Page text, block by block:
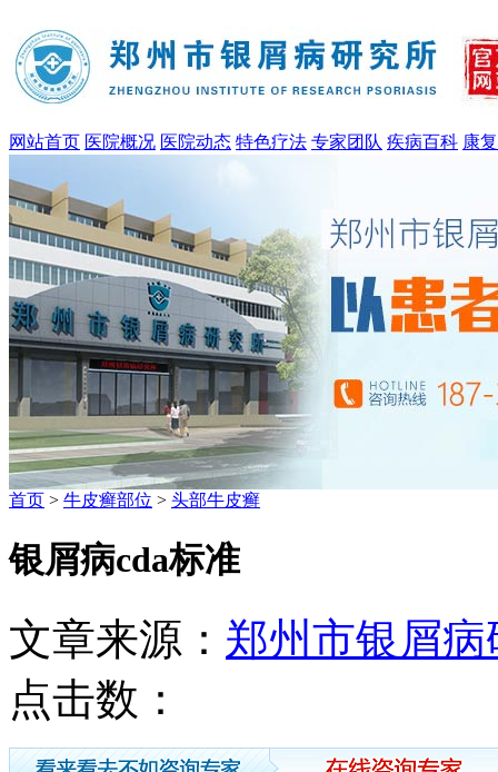
网站首页 医院概况 医院动态 特色疗法 专家团队 疾病百科 康
首页 > 牛皮癣部位 > 头部牛皮癣
银屑病cda标准
文章来源： 郑州市银屑病
点击数：